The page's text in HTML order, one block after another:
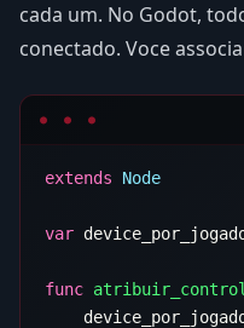
cada um. No Godot,
conectado. Voce
extends
var
func